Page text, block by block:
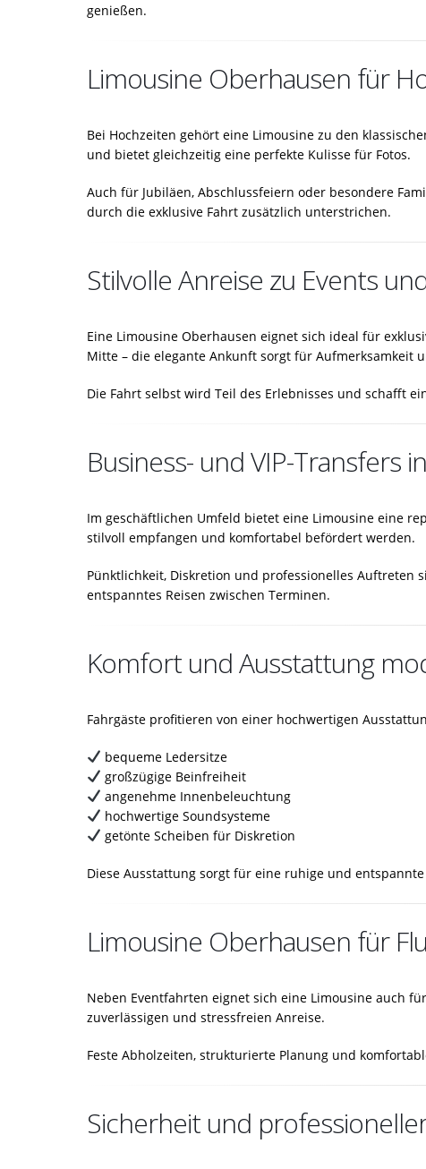
genießen.
Limousine Oberhausen für
Bei Hochzeiten gehört eine Limousine zu den
und bietet gleichzeitig eine perfekte Kulisse für Fotos.
Auch für Jubiläen, Abschlussfeiern oder besondere
durch die exklusive Fahrt zusätzlich unterstrichen.
Stilvolle Anreise zu Events
Eine Limousine Oberhausen eignet sich ideal für
Mitte – die elegante Ankunft sorgt für Aufmerksamkeit
Die Fahrt selbst wird Teil des Erlebnisses und schafft
Business- und VIP-Transfers
Im geschäftlichen Umfeld bietet eine Limousine eine
stilvoll empfangen und komfortabel befördert werden.
Pünktlichkeit, Diskretion und professionelles Auftreten
entspanntes Reisen zwischen Terminen.
Komfort und Ausstattung
Fahrgäste profitieren von einer hochwertigen
bequeme Ledersitze
großzügige Beinfreiheit
angenehme Innenbeleuchtung
hochwertige Soundsysteme
getönte Scheiben für Diskretion
Diese Ausstattung sorgt für eine ruhige und
Limousine Oberhausen für
Neben Eventfahrten eignet sich eine Limousine auch
zuverlässigen und stressfreien Anreise.
Feste Abholzeiten, strukturierte Planung und
Sicherheit und